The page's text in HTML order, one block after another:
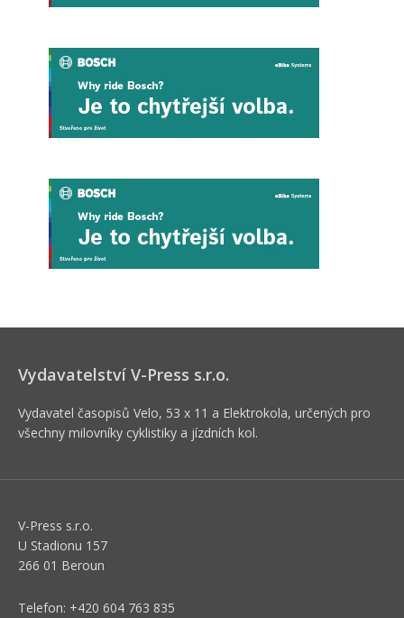
Vydavatelství V-Press s.r.o.
Vydavatel časopisů Velo, 53 x 11 a Elektrokola, určených pro
všechny milovníky cyklistiky a jízdních kol.
V-Press s.r.o.
U Stadionu 157
266 01 Beroun
Telefon: +420 604 763 835